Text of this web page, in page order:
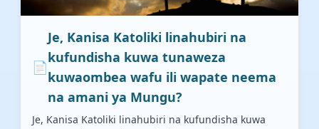
📄
Je, Kanisa Katoliki linahubiri na
kufundisha kuwa tunaweza
kuwaombea wafu ili wapate neema
na amani ya Mungu?
Je, Kanisa Katoliki linahubiri na kufundisha kuwa